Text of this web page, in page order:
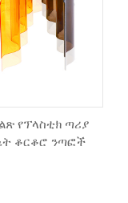
የፕላስቲክ ጣሪያ
ቆርቆሮ ንጣፎች